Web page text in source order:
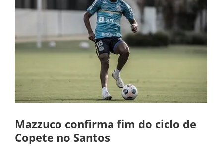
Mazzuco confirma fim do ciclo de
Copete no Santos